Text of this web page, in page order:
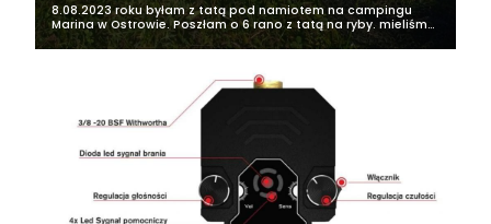
8.08.2023 roku byłam z tatą pod namiotem na campingu
Marina w Ostrowie. Poszłam o 6 rano z tatą na ryby. mieliśmy
tam 2 wędki na jednej z nich założon była żyłka na rybę 6 kg, a
na drugiej był...